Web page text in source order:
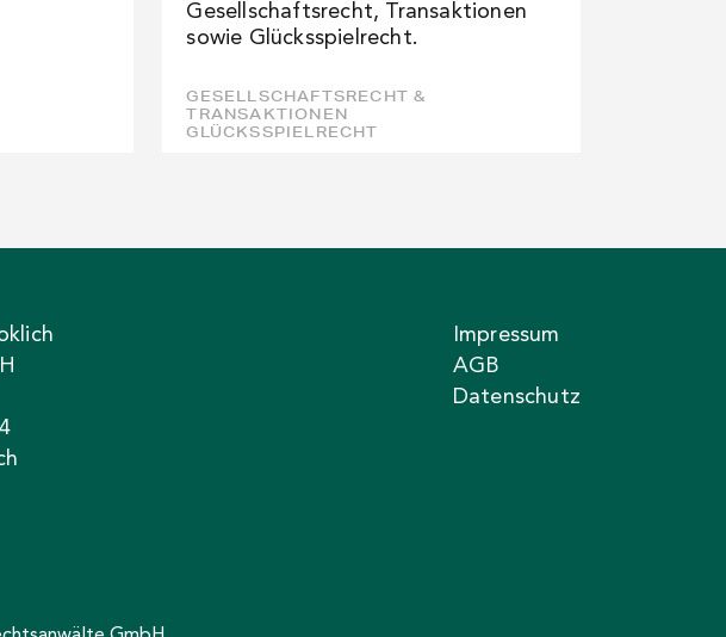
Gesellschaftsrecht, Transaktionen
sowie Glücksspielrecht.
GESELLSCHAFTSRECHT &
TRANSAKTIONEN
GLÜCKSSPIELRECHT
Impressum
AGB
Datenschutz